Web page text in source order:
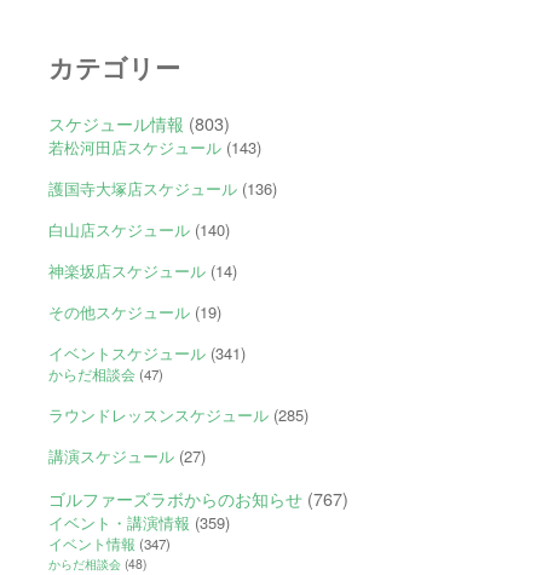
カテゴリー
スケジュール情報 (803)
若松河田店スケジュール(143)
護国寺大塚店スケジュール(136)
白山店スケジュール(140)
神楽坂店スケジュール(14)
その他スケジュール(19)
イベントスケジュール(341)
からだ相談会(47)
ラウンドレッスンスケジュール(285)
講演スケジュール(27)
ゴルファーズラボからのお知らせ(767)
イベント・講演情報 (359)
イベント情報 (347)
からだ相談会(48)